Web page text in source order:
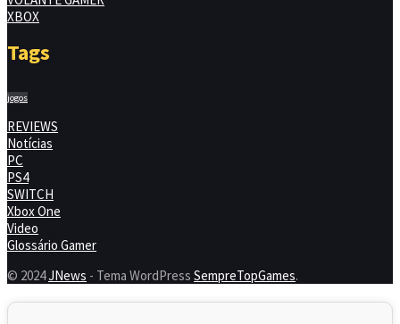
XBOX
Tags
jogos
REVIEWS
Notícias
PC
PS4
SWITCH
Xbox One
Video
Glossário Gamer
© 2024JNews - Tema WordPress SempreTopGames.